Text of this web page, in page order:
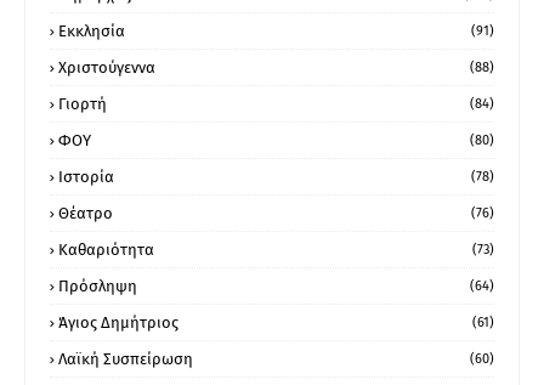
Εκκλησία (91)
Χριστούγεννα (88)
Γιορτή (84)
ΦΟΥ (80)
Ιστορία (78)
Θέατρο (76)
Καθαριότητα (73)
Πρόσληψη (64)
Άγιος Δημήτριος (61)
Λαϊκή Συσπείρωση (60)